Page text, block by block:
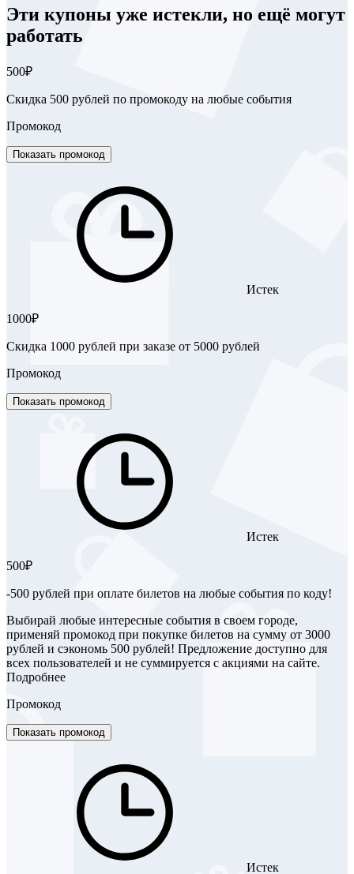
Эти купоны уже истекли, но ещё могут
работать
500₽
Скидка 500 рублей по промокоду на любые события
Промокод
Показать промокод
Истек
1000₽
Скидка 1000 рублей при заказе от 5000 рублей
Промокод
Показать промокод
Истек
500₽
-500 рублей при оплате билетов на любые события по коду!
Выбирай любые интересные события в своем городе,
применяй промокод при покупке билетов на сумму от 3000
рублей и сэкономь 500 рублей! Предложение доступно для
всех пользователей и не суммируется с акциями на сайте.
Подробнее
Промокод
Показать промокод
Истек